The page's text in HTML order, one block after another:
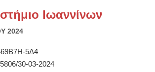
Ιωαννίνων
2024
5Δ4
30-03-2024